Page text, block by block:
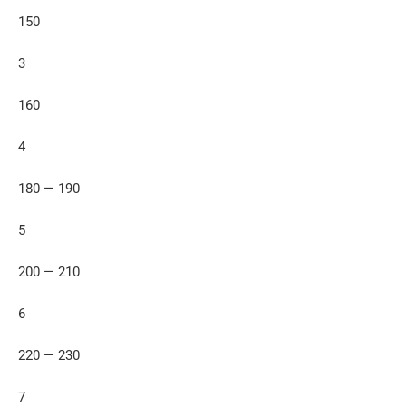
150
3
160
4
180 — 190
5
200 — 210
6
220 — 230
7